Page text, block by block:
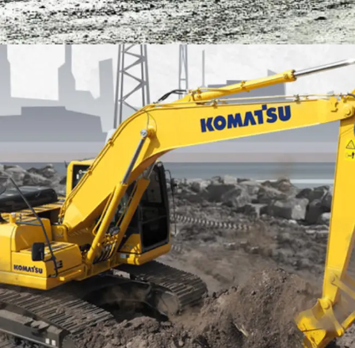
EXCAVATOR TOOLS
KOMATSU PC200-10M0 CE
Find Out More